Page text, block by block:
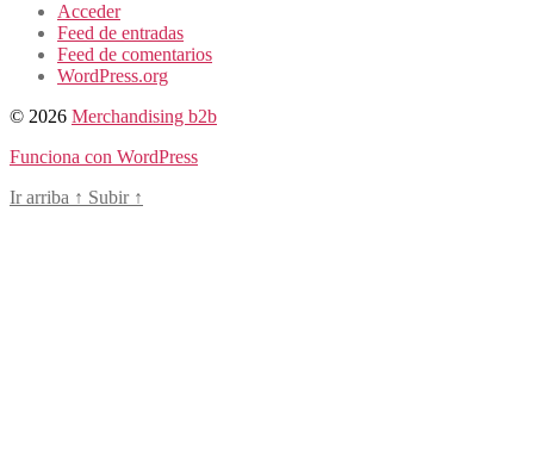
Acceder
Feed de entradas
Feed de comentarios
WordPress.org
© 2026 Merchandising b2b
Funciona con WordPress
Ir arriba ↑ Subir ↑